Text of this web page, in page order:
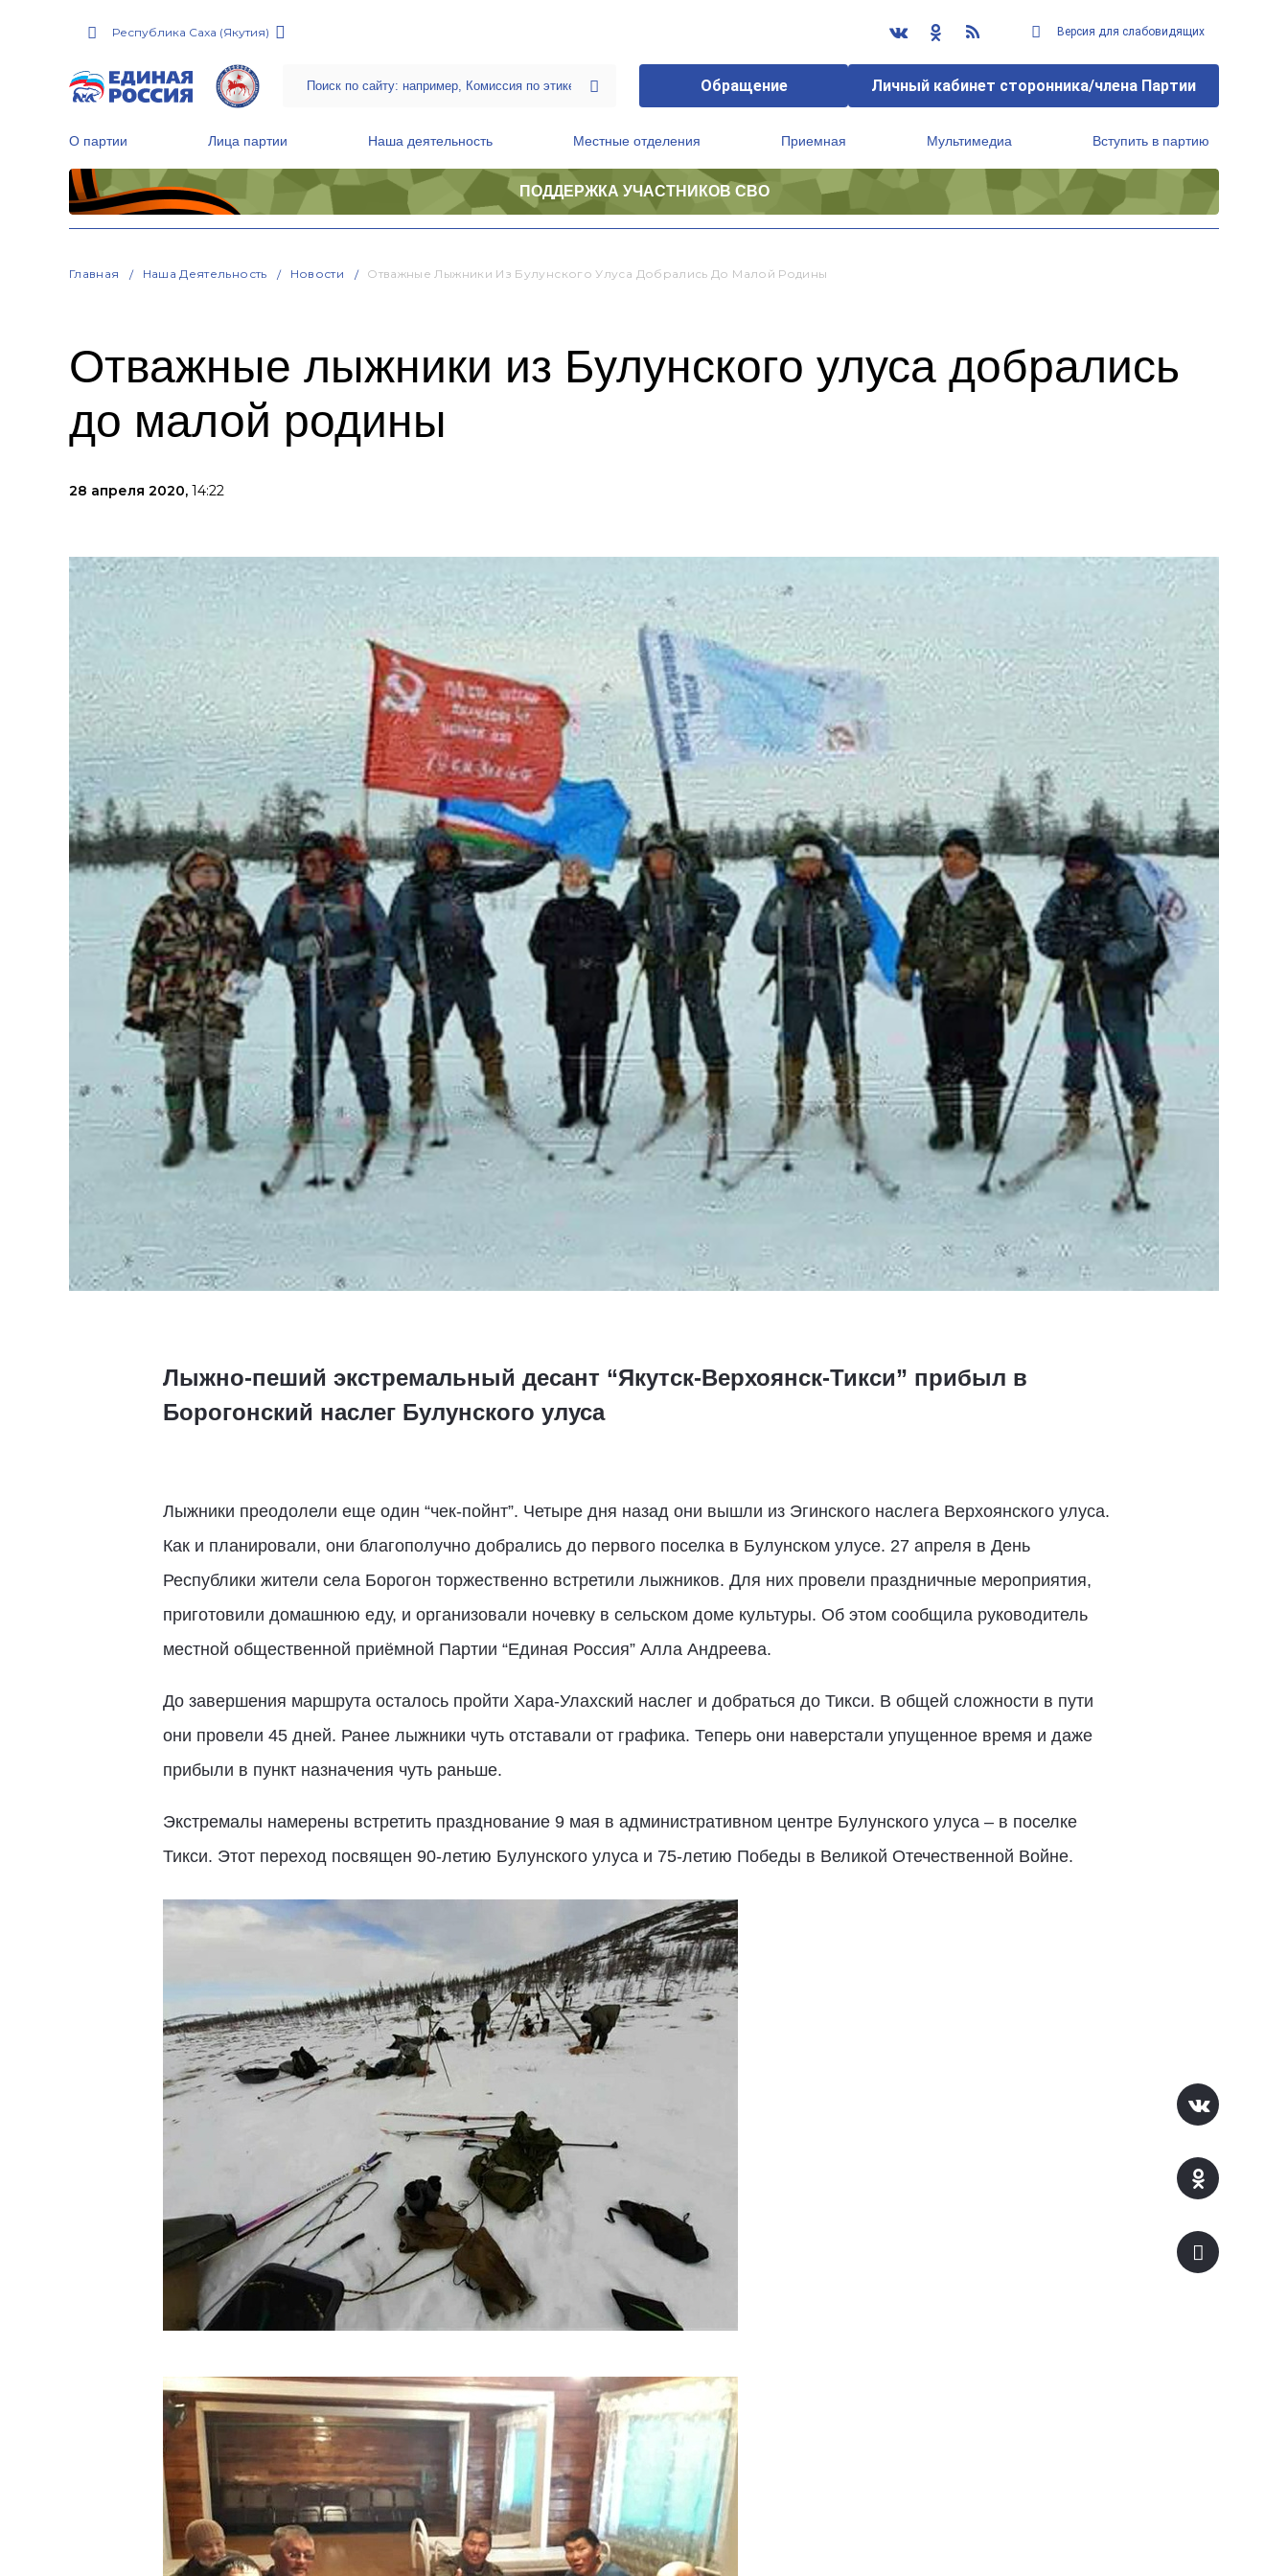
Республика Саха (Якутия) Версия для слабовидящих
Обращение Личный кабинет сторонника/члена Партии
О партии Лица партии Наша деятельность Местные отделения Приемная Мультимедиа Вступить в партию
ПОДДЕРЖКА УЧАСТНИКОВ СВО
Главная Наша Деятельность Новости Отважные Лыжники Из Булунского Улуса Добрались До Малой Родины
Отважные лыжники из Булунского улуса добрались
до малой родины
28 апреля 2020, 14:22
Лыжно-пеший экстремальный десант “Якутск-Верхоянск-Тикси” прибыл в
Борогонский наслег Булунского улуса
Лыжники преодолели еще один “чек-пойнт”. Четыре дня назад они вышли из Эгинского наслега Верхоянского улуса.
Как и планировали, они благополучно добрались до первого поселка в Булунском улусе. 27 апреля в День
Республики жители села Борогон торжественно встретили лыжников. Для них провели праздничные мероприятия,
приготовили домашнюю еду, и организовали ночевку в сельском доме культуры. Об этом сообщила руководитель
местной общественной приёмной Партии “Единая Россия” Алла Андреева.
До завершения маршрута осталось пройти Хара-Улахский наслег и добраться до Тикси. В общей сложности в пути
они провели 45 дней. Ранее лыжники чуть отставали от графика. Теперь они наверстали упущенное время и даже
прибыли в пункт назначения чуть раньше.
Экстремалы намерены встретить празднование 9 мая в административном центре Булунского улуса – в поселке
Тикси. Этот переход посвящен 90-летию Булунского улуса и 75-летию Победы в Великой Отечественной Войне.